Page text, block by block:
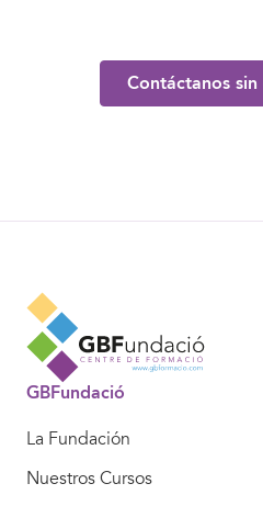
Contáctanos
GBFundació
La Fundación
Nuestros Cursos